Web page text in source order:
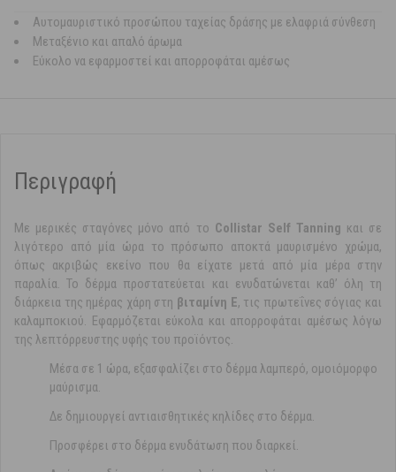
Αυτομαυριστικό προσώπου ταχείας δράσης με ελαφριά σύνθεση
Μεταξένιο και απαλό άρωμα
Εύκολο να εφαρμοστεί και απορροφάται αμέσως
Περιγραφή
Με μερικές σταγόνες μόνο από το Collistar Self Tanning και σε
λιγότερο από μία ώρα το πρόσωπο αποκτά μαυρισμένο χρώμα,
όπως ακριβώς εκείνο που θα είχατε μετά από μία μέρα στην
παραλία. Το δέρμα προστατεύεται και ενυδατώνεται καθ’ όλη τη
διάρκεια της ημέρας χάρη στη βιταμίνη Ε, τις πρωτεΐνες σόγιας και
καλαμποκιού. Εφαρμόζεται εύκολα και απορροφάται αμέσως λόγω
της λεπτόρρευστης υφής του προϊόντος.
Μέσα σε 1 ώρα, εξασφαλίζει στο δέρμα λαμπερό, ομοιόμορφο
μαύρισμα.
Δε δημιουργεί αντιαισθητικές κηλίδες στο δέρμα.
Προσφέρει στο δέρμα ενυδάτωση που διαρκεί.